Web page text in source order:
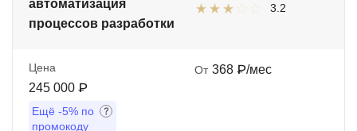
автоматизация
процессов разработки
3.2
Цена
245 000 ₽
Ещё -5% по
промокоду
От 368 ₽/мес